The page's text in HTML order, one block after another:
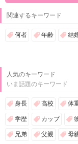
関連するキーワード
何者 年齢 結
人気のキーワード
いま話題のキーワード
身長 高校 体
学歴 カップ
兄弟 父親 母